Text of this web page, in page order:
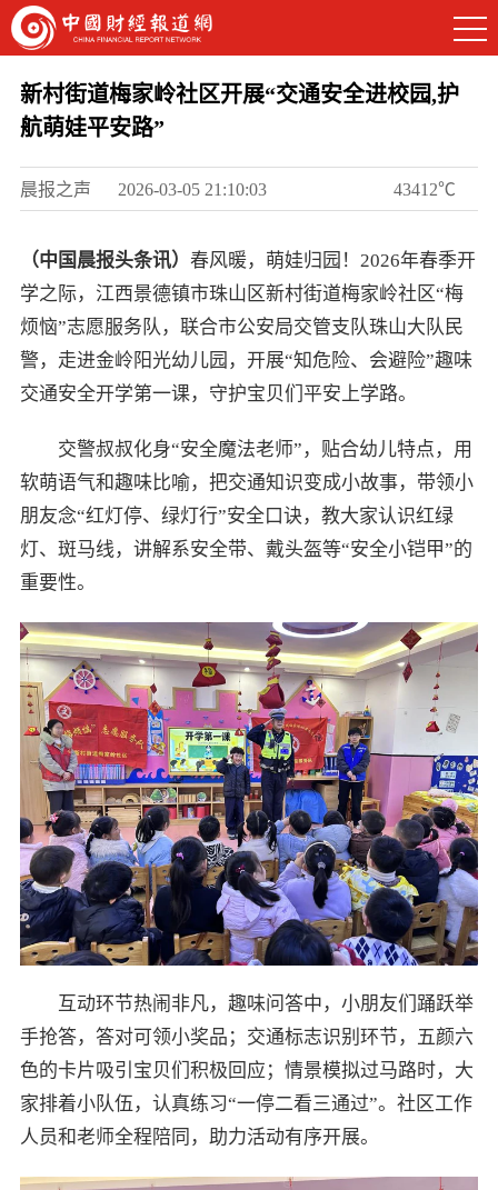
新村街道梅家岭社区开展“交通安全进校园,护
航萌娃平安路”
晨报之声 2026-03-05 21:10:03 43412℃
（中国晨报头条讯） 春风暖，萌娃归园！2026年春季开
学之际，江西景德镇市珠山区新村街道梅家岭社区“梅
烦恼”志愿服务队，联合市公安局交管支队珠山大队民
警，走进金岭阳光幼儿园，开展“知危险、会避险”趣味
交通安全开学第一课，守护宝贝们平安上学路。
交警叔叔化身“安全魔法老师”，贴合幼儿特点，用
软萌语气和趣味比喻，把交通知识变成小故事，带领小
朋友念“红灯停、绿灯行”安全口诀，教大家认识红绿
灯、斑马线，讲解系安全带、戴头盔等“安全小铠甲”的
重要性。
互动环节热闹非凡，趣味问答中，小朋友们踊跃举
手抢答，答对可领小奖品；交通标志识别环节，五颜六
色的卡片吸引宝贝们积极回应；情景模拟过马路时，大
家排着小队伍，认真练习“一停二看三通过”。社区工作
人员和老师全程陪同，助力活动有序开展。